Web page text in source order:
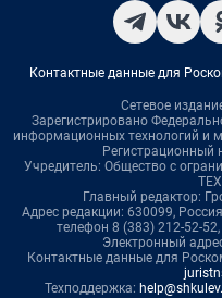
Контактные данные для
Сетевое
Зарегистрировано
информационных технологий и
Учредитель: Общество с
Главный редактор:
Адрес редакции: 630099,
телефон 8 (383) 212-52-
Электронный
Контактные данные для
Техподдержка: